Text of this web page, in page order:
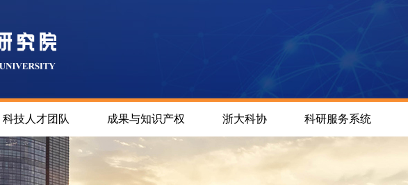
科技人才团队 成果与知识产权 浙大科协 科研服务系统